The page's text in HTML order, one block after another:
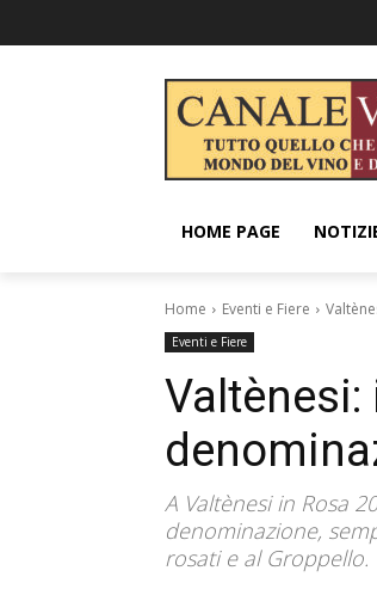
HOME PAGE
Home Eventi e Fiere
Eventi e Fiere
A Valtènesi in Rosa
denominazione,
rosati e al Groppello.